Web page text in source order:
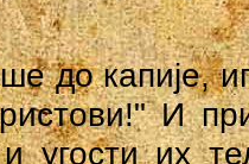
до капије,
И
угости их